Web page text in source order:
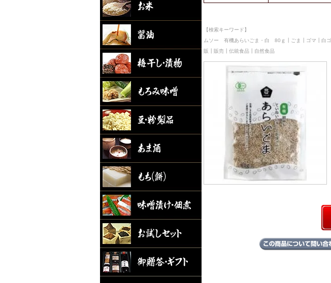
【検索キーワード】
ムソー 有機あらいごま・白 80ｇ┃ごま┃ゴマ┃白
販┃販売┃伝統食品┃自然食品